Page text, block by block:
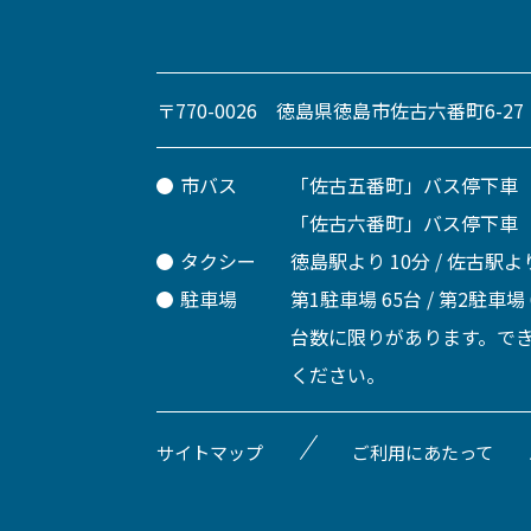
〒770-0026 徳島県徳島市佐古六番町6-27
市バス
「佐古五番町」バス停下
「佐古六番町」バス停下
タクシー
徳島駅より 10分 / 佐古駅
駐車場
第1駐車場 65台 / 第2駐車
台数に限りがあります。で
ください。
サイトマップ ご利用にあたって